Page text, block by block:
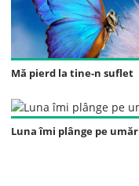
Mă pierd la tine-n suflet
Luna îmi plânge pe umăr